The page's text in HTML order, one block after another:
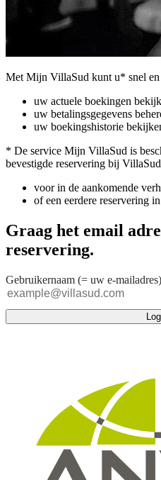
Met Mijn VillaSud kunt u* snel en
uw actuele boekingen
uw betalingsgegevens
uw boekingshistorie
* De service Mijn VillaSud is
bevestigde reservering bij
voor in de aankomende
of een eerdere reservering
Graag het email
reservering.
Gebruikernaam (= uw e-mailadres)